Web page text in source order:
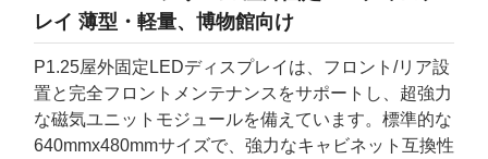
レイ 薄型・軽量、博物館向け
P1.25屋外固定LEDディスプレイは、フロント/リア設
置と完全フロントメンテナンスをサポートし、超強力
な磁気ユニットモジュールを備えています。標準的な
640mmx480mmサイズで、強力なキャビネット互換性